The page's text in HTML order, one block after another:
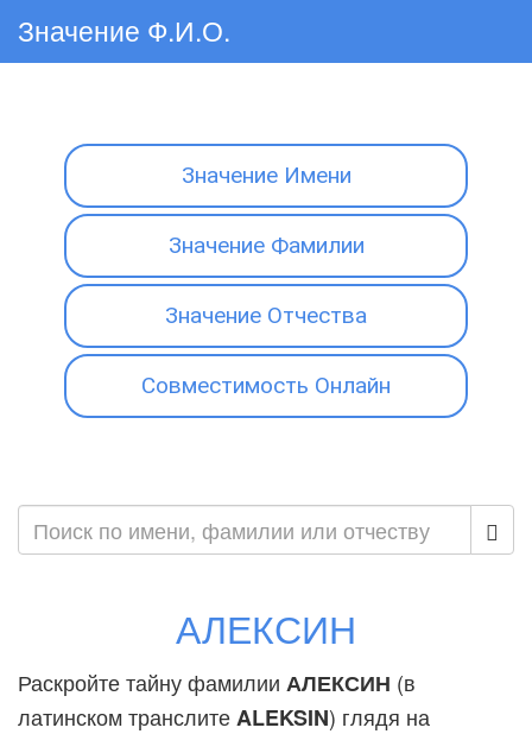
Значение Ф.И.О.
Значение Имени
Значение Фамилии
Значение Отчества
Совместимость Онлайн
АЛЕКСИН
Раскройте тайну фамилии АЛЕКСИН (в
латинском транслитеALEKSIN) глядя на